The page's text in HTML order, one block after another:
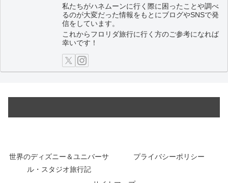
私たちがハネムーンに行く際に困ったことや調べ
るのが大変だった情報をもとにブログやSNSで発
信をしています。
これからフロリダ旅行に行く方のご参考になれば
幸いです！
世界のディズニー＆ユニバーサ
ル・スタジオ旅行記
プライバシーポリシー